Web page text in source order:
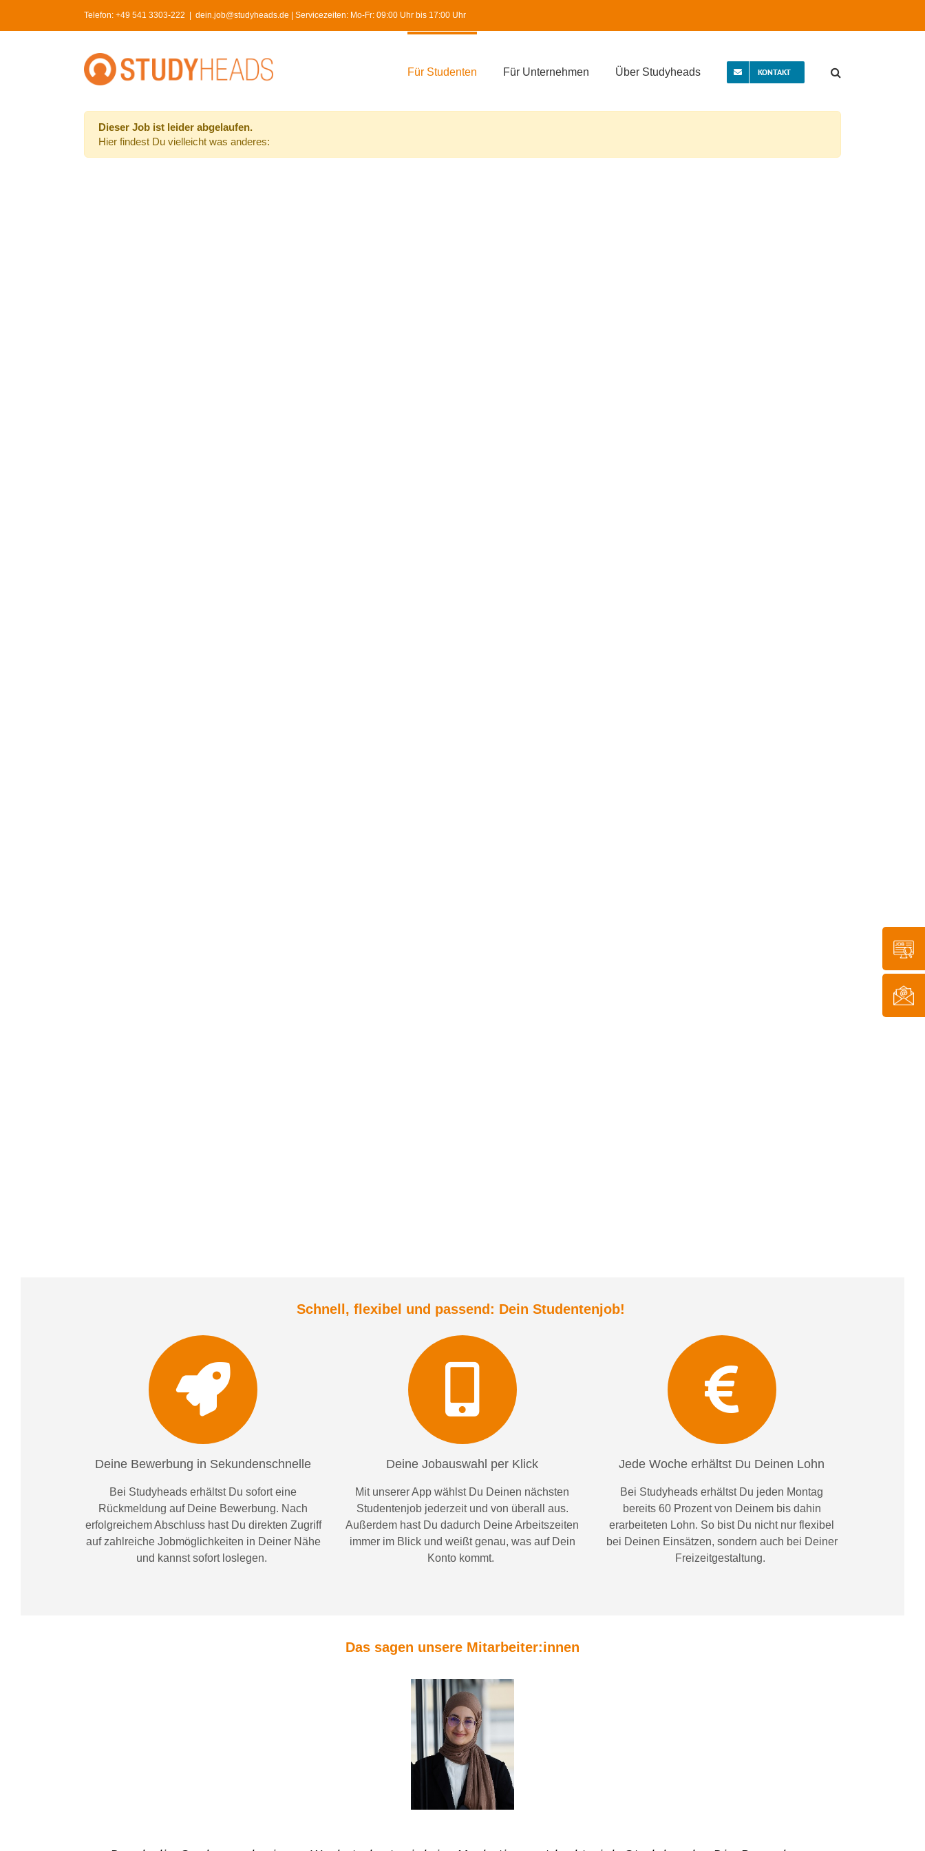
Telefon: +49 541 3303-222 dein.job@studyheads.de | Servicezeiten: Mo-Fr: 09:00 Uhr bis 17:00 Uhr
Für Studenten Für Unternehmen Über Studyheads KONTAKT
Dieser Job ist leider abgelaufen.
Hier findest Du vielleicht was anderes:
Schnell, flexibel und passend: Dein Studentenjob!
Deine Bewerbung in Sekundenschnelle
Bei Studyheads erhältst Du sofort eine
Rückmeldung auf Deine Bewerbung. Nach
erfolgreichem Abschluss hast Du direkten Zugriff
auf zahlreiche Jobmöglichkeiten in Deiner Nähe
und kannst sofort loslegen.
Deine Jobauswahl per Klick
Mit unserer App wählst Du Deinen nächsten
Studentenjob jederzeit und von überall aus.
Außerdem hast Du dadurch Deine Arbeitszeiten
immer imBlick und weißtgenau, was auf Dein
Konto kommt.
Jede Woche erhältst Du Deinen Lohn
Bei Studyheads erhältst Du jeden Montag
bereits 60 Prozent von Deinem bis dahin
erarbeiteten Lohn. So bist Du nicht nur flexibel
bei Deinen Einsätzen, sondern auch bei Deiner
Freizeitgestaltung.
Das sagen unsere Mitarbeiter:innen